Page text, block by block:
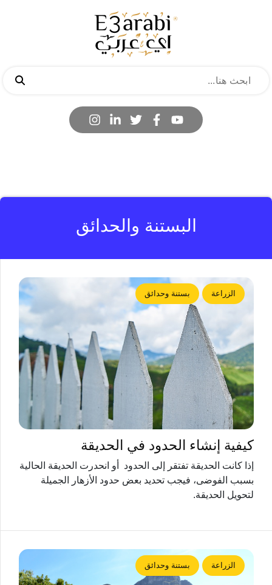
البستنة والحدائق
الزراعة بستنة وحدائق
كيفية إنشاء الحدود في الحديقة
إذا كانت الحديقة تفتقر إلى الحدود أو انحدرت الحديقة الحالية
بسبب الفوضى، فيجب تحديد بعض حدود الأزهار الجميلة
لتحويل الحديقة.
الزراعة بستنة وحدائق